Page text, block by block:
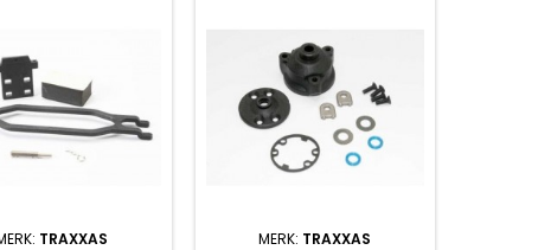
TRAXXAS MERK: TRAXXAS